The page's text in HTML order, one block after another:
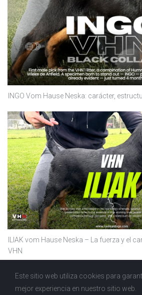
INGO Vom Hause Neska: carácter,
ILIAK vom Hause Neska – La fuerza y el
VHN
Este sitio web utiliza cookies para
mejor experiencia en nuestro sitio web.